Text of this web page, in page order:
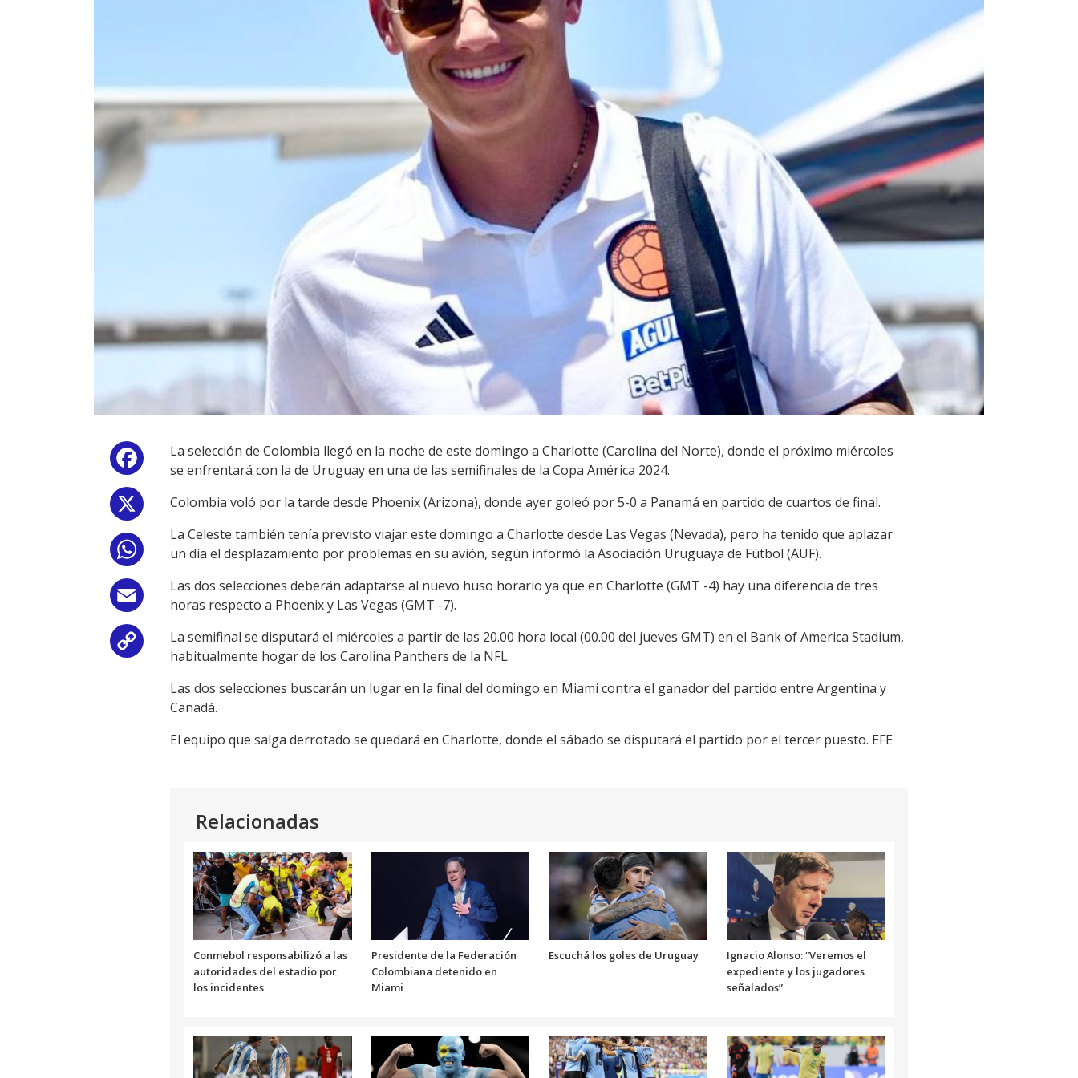
Facebook
WhatsApp
Email
Copy
La selección de Colombia llegó en la noche de este domingo a Charlotte (Carolina del Norte), donde el próximo miércoles
se enfrentará con la de Uruguay en una de las semifinales de la Copa América 2024.
Colombia voló por la tarde desde Phoenix (Arizona), donde ayer goleó por 5-0 a Panamá en partido de cuartos de final.
La Celeste también tenía previsto viajar este domingo a Charlotte desde Las Vegas (Nevada), pero ha tenido que aplazar
un día el desplazamiento por problemas en su avión, según informó la Asociación Uruguaya de Fútbol (AUF).
Las dos selecciones deberán adaptarse al nuevo huso horario ya que en Charlotte (GMT -4) hay una diferencia de tres
horas respecto a Phoenix y Las Vegas (GMT -7).
La semifinal se disputará el miércoles a partir de las 20.00 hora local (00.00 del jueves GMT) en el Bank of America Stadium,
habitualmente hogar de los Carolina Panthers de la NFL.
Las dos selecciones buscarán un lugar en la final del domingo en Miami contra el ganador del partido entre Argentina y
Canadá.
El equipo que salga derrotado se quedará en Charlotte, donde el sábado se disputará el partido por el tercer puesto. EFE
Relacionadas
Conmebol responsabilizó a las
autoridades del estadio por
los incidentes
Presidente de la Federación
Colombiana detenido en
Miami
Escuchá los goles de Uruguay
Ignacio Alonso: “Veremos el
expediente y los jugadores
señalados”